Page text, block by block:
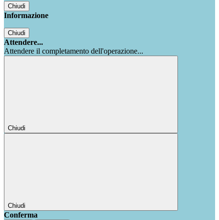
Chiudi
Informazione
Chiudi
Attendere...
Attendere il completamento dell'operazione...
Chiudi
Chiudi
Conferma